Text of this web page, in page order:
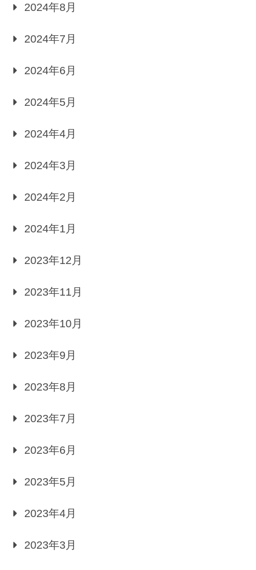
2024年8月
2024年7月
2024年6月
2024年5月
2024年4月
2024年3月
2024年2月
2024年1月
2023年12月
2023年11月
2023年10月
2023年9月
2023年8月
2023年7月
2023年6月
2023年5月
2023年4月
2023年3月